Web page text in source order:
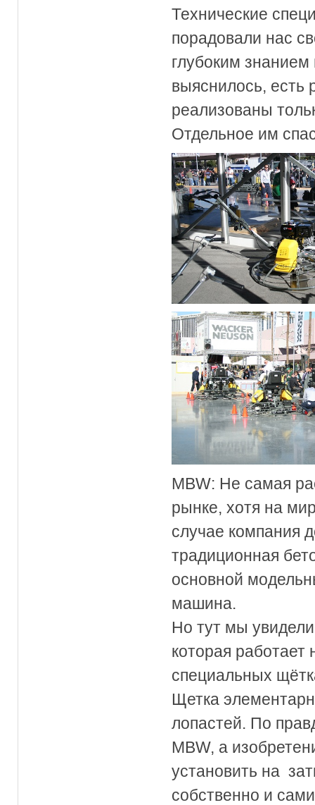
Технические
порадовали нас
глубоким знанием
выяснилось, есть
реализованы
Отдельное им
MBW: Не самая
рынке, хотя на
случае компания
традиционная
основной
машина.
Но тут мы
которая работает
специальных
Щетка
лопастей. По
MBW, а
установить на
собственно и